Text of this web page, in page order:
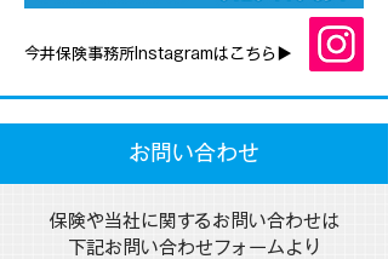
今井保険事務所Instagramはこちら▶
お問い合わせ
保険や当社に関するお問い合わせは
下記お問い合わせフォームより